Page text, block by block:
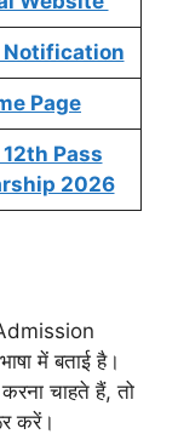
Page
Pass
2026
में बताई है।
चाहते हैं, तो
करें।